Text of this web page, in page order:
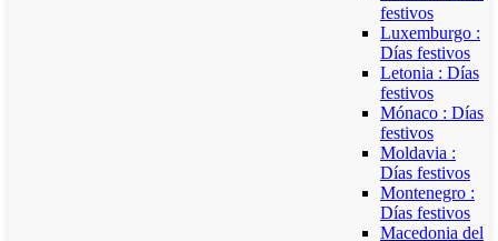
festivos
Luxemburgo :
Días festivos
Letonia : Días
festivos
Mónaco : Días
festivos
Moldavia :
Días festivos
Montenegro :
Días festivos
Macedonia del